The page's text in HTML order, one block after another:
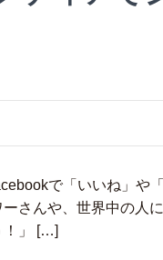
で「いいね」や
さんや、世界中の人
！」 […]